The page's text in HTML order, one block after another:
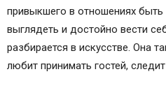
привыкшего в отношениях
выглядеть и достойно вести
разбирается в искусстве. Она
любит принимать гостей,